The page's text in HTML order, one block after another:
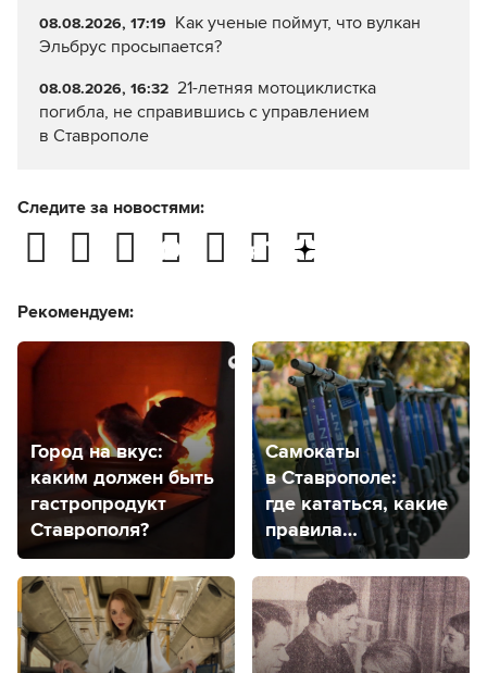
08.08.2026, 17:19 Как ученые поймут, что вулкан
Эльбрус просыпается?
08.08.2026, 16:32 21-летняя мотоциклистка
погибла, не справившись с управлением
в Ставрополе
Следите за новостями:
Рекомендуем:
Город на вкус:
каким должен быть
гастропродукт
Ставрополя?
Самокаты
в Ставрополе:
где кататься, какие
правила
и где купить?